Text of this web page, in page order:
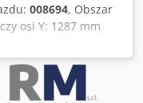
008694, Obszar
osi Y: 1287 mm
wyposażona
Moc głównego
osi: 5 Liczba
narzędzi: 31